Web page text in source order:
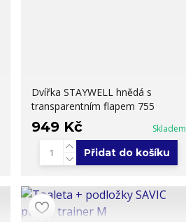
Dvířka STAYWELL hnědá s
transparentním flapem 755
949 Kč Skladem
Přidat do košíku